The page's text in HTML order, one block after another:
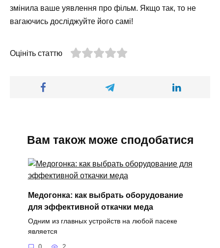
змінила ваше уявлення про фільм. Якщо так, то не
вагаючись досліджуйте його самі!
Оцініть статтю
Вам також може сподобатися
Медогонка: как выбрать оборудование
для эффективной откачки меда
Одним из главных устройств на любой пасеке
является